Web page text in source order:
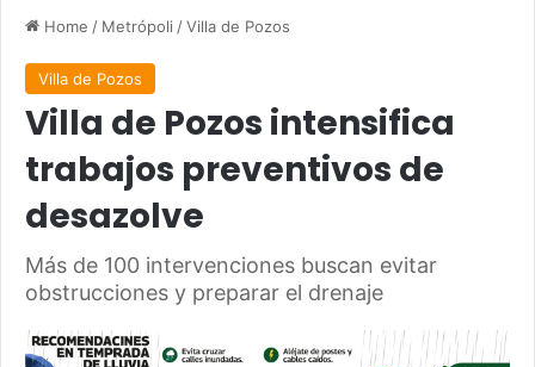
Home / Metrópoli /Villa de Pozos
Villa de Pozos
Villa de Pozos intensifica
trabajos preventivos de
desazolve
Más de 100 intervenciones buscan evitar
obstrucciones y preparar el drenaje